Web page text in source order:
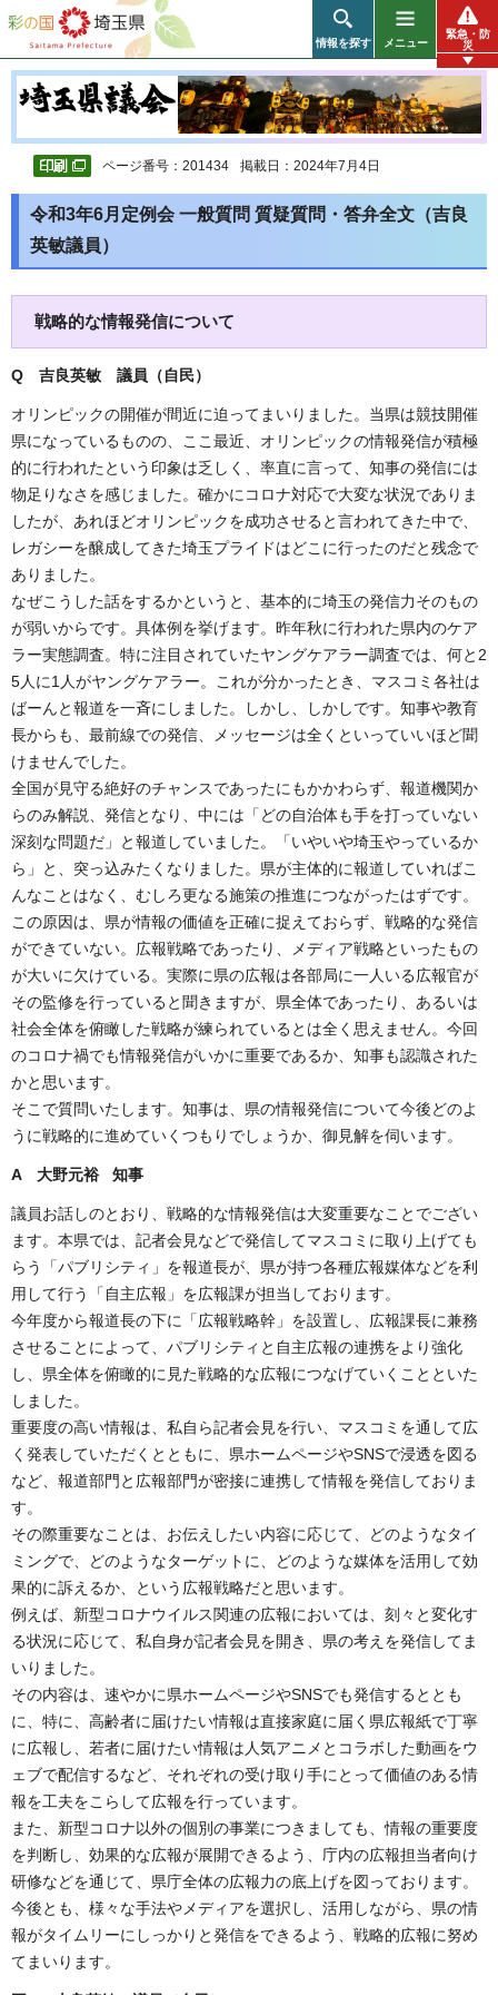
彩の国 埼玉県
情報を探す メニュー
緊急・防
災
ページ番号：201434 掲載日：2024年7月4日
令和3年6月定例会 一般質問 質疑質問・答弁全文（吉良
英敏議員）
戦略的な情報発信について
Q 吉良英敏 議員（自民）
オリンピックの開催が間近に迫ってまいりました。当県は競技開催
県になっているものの、ここ最近、オリンピックの情報発信が積極
的に行われたという印象は乏しく、率直に言って、知事の発信には
物足りなさを感じました。確かにコロナ対応で大変な状況でありま
したが、あれほどオリンピックを成功させると言われてきた中で、
レガシーを醸成してきた埼玉プライドはどこに行ったのだと残念で
ありました。
なぜこうした話をするかというと、基本的に埼玉の発信力そのもの
が弱いからです。具体例を挙げます。昨年秋に行われた県内のケア
ラー実態調査。特に注目されていたヤングケアラー調査では、何と2
5人に1人がヤングケアラー。これが分かったとき、マスコミ各社は
ばーんと報道を一斉にしました。しかし、しかしです。知事や教育
長からも、最前線での発信、メッセージは全くといっていいほど聞
けませんでした。
全国が見守る絶好のチャンスであったにもかかわらず、報道機関か
らのみ解説、発信となり、中には「どの自治体も手を打っていない
深刻な問題だ」と報道していました。「いやいや埼玉やっているか
ら」と、突っ込みたくなりました。県が主体的に報道していればこ
んなことはなく、むしろ更なる施策の推進につながったはずです。
この原因は、県が情報の価値を正確に捉えておらず、戦略的な発信
ができていない。広報戦略であったり、メディア戦略といったもの
が大いに欠けている。実際に県の広報は各部局に一人いる広報官が
その監修を行っていると聞きますが、県全体であったり、あるいは
社会全体を俯瞰した戦略が練られているとは全く思えません。今回
のコロナ禍でも情報発信がいかに重要であるか、知事も認識された
かと思います。
そこで質問いたします。知事は、県の情報発信について今後どのよ
うに戦略的に進めていくつもりでしょうか、御見解を伺います。
A 大野元裕 知事
議員お話しのとおり、戦略的な情報発信は大変重要なことでござい
ます。本県では、記者会見などで発信してマスコミに取り上げても
らう「パブリシティ」を報道長が、県が持つ各種広報媒体などを利
用して行う「自主広報」を広報課が担当しております。
今年度から報道長の下に「広報戦略幹」を設置し、広報課長に兼務
させることによって、パブリシティと自主広報の連携をより強化
し、県全体を俯瞰的に見た戦略的な広報につなげていくことといた
しました。
重要度の高い情報は、私自ら記者会見を行い、マスコミを通して広
く発表していただくとともに、県ホームページやSNSで浸透を図る
など、報道部門と広報部門が密接に連携して情報を発信しておりま
す。
その際重要なことは、お伝えしたい内容に応じて、どのようなタイ
ミングで、どのようなターゲットに、どのような媒体を活用して効
果的に訴えるか、という広報戦略だと思います。
例えば、新型コロナウイルス関連の広報においては、刻々と変化す
る状況に応じて、私自身が記者会見を開き、県の考えを発信してま
いりました。
その内容は、速やかに県ホームページやSNSでも発信するととも
に、特に、高齢者に届けたい情報は直接家庭に届く県広報紙で丁寧
に広報し、若者に届けたい情報は人気アニメとコラボした動画をウ
ェブで配信するなど、それぞれの受け取り手にとって価値のある情
報を工夫をこらして広報を行っています。
また、新型コロナ以外の個別の事業につきましても、情報の重要度
を判断し、効果的な広報が展開できるよう、庁内の広報担当者向け
研修などを通じて、県庁全体の広報力の底上げを図っております。
今後とも、様々な手法やメディアを選択し、活用しながら、県の情
報がタイムリーにしっかりと発信をできるよう、戦略的広報に努め
てまいります。